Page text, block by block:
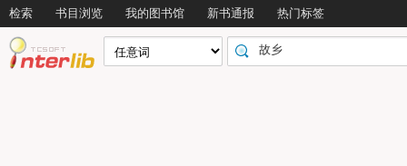
检索 书目浏览 我的图书馆 新书通报 热门标签